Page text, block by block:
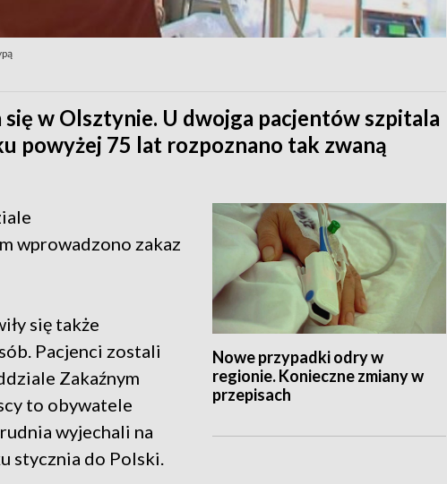
się w Olsztynie. U dwojga pacjentów szpitala
powyżej 75 lat rozpoznano tak zwaną
Nowe przypadki odry w
regionie. Konieczne zmiany w
przepisach
wprowadzono zakaz
się także
Pacjenci zostali
Zakaźnym
to obywatele
wyjechali na
stycznia do Polski.